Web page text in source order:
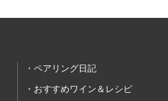
ペアリング日記
おすすめワイン＆レシピ